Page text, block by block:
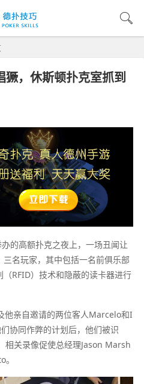
，休斯顿扑克室抓到
的高额扑克之夜上，一场丑闻让
名玩家，其中包括一名前俱乐部
RFID）技术和隐蔽的读卡器进行
他亲自邀请的两位客人Marcelo和I
协同作弊的计划后，他们被识
相关录像促使总经理Jason Marsh